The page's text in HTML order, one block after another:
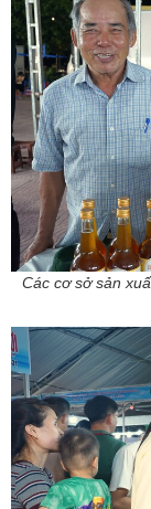
Các cơ sở sản